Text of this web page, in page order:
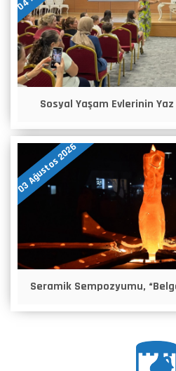
Sosyal Yaşam Evlerinin
03 Ağustos 2026
Seramik Sempozyumu,